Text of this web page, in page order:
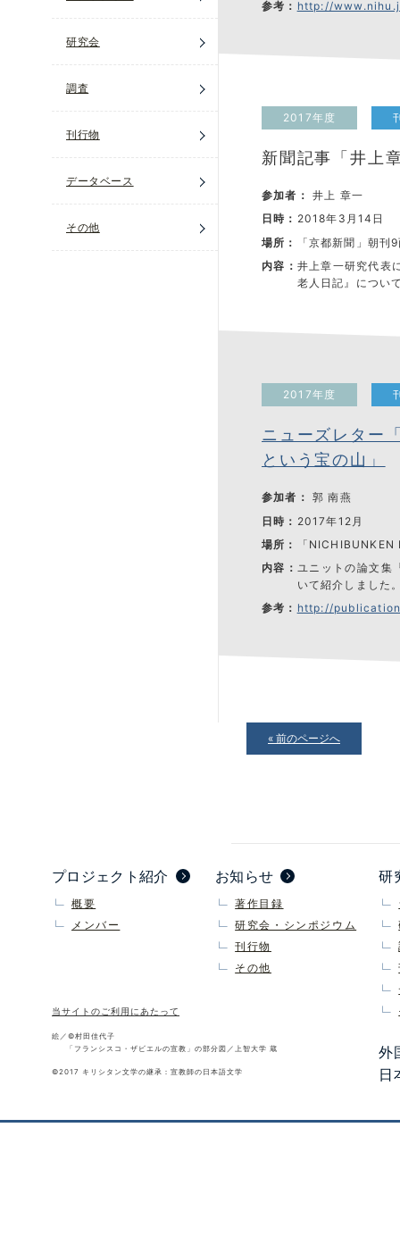
研究会
調査
刊行物
データベース
その他
参考： http://
2017年度
新聞記事「井上
参加者： 井上 章一
日時： 2018年3月14日
場所：
「京都新聞」朝刊
内容： 井上章一研究代表
老人日記』につい
2017年度
ニューズレター
という宝の山」
参加者： 郭 南燕
日時： 2017年12月
場所：
「
内容： ユニットの論文集
いて紹介しました
参考： http://
« 前のページへ
プロジェクト紹介
概要
メンバー
お知らせ
著作目録
研究会・シンポジウム
刊行物
その他
研
外
日
当サイトのご利用にあたって
絵／©村田佳代子
「フランシスコ・ザビエルの宣教」の部分図／上智大学 蔵
©2017 キリシタン文学の継承：宣教師の日本語文学